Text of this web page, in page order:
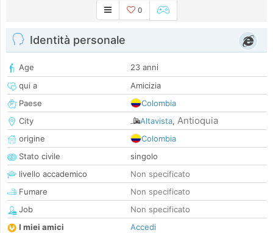
0
Identità personale
Age
23 anni
qui a
Amicizia
Paese
Colombia
City
Altavista, Antioquia
origine
Colombia
Stato civile
singolo
livello accademico
Non specificato
Fumare
Non specificato
Job
Non specificato
I miei amici
Accedi